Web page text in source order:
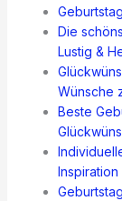
Die
Lustig &
Wünsche
Beste
Inspiration